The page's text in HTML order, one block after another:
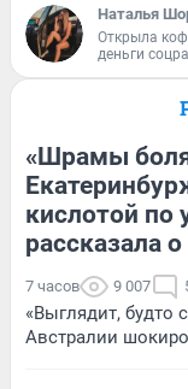
Наталья
Открыла
деньги
«Шрамы
кислотой по
рассказала
7 часов 9 007
«Выглядит, будто
Австралии